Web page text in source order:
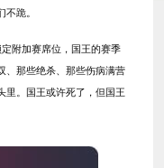
跪。
附加赛席位，国王的赛季
、那些绝杀、那些伤病满营
里。国王或许死了，但国王